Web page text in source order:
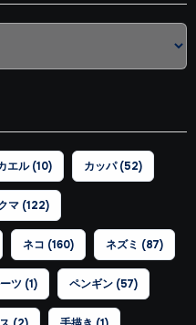
エル(10) カッパ(52)
マ(122)
ネコ (160) ネズミ (87)
ツ(1) ペンギン(57)